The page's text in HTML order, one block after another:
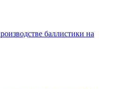
баллистики на